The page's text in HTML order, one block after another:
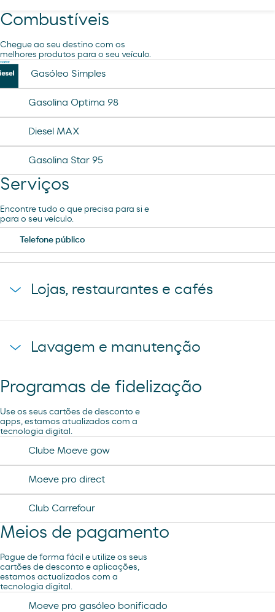
Combustíveis
Chegue ao seu destino com os
melhores produtos para o seu veículo.
Gasóleo Simples
Gasolina Optima 98
Diesel MAX
Gasolina Star 95
Serviços
Encontre tudo o que precisa para si e
para o seu veículo.
Telefone público
Lojas, restaurantes e cafés
Lavagem e manutenção
Ar e Água
Programas de fidelização
Use os seus cartões de desconto e
apps, estamos atualizados com a
tecnologia digital.
Clube Moeve gow
Moeve pro direct
Club Carrefour
Meios de pagamento
Pague de forma fácil e utilize os seus
cartões de desconto e aplicações,
estamos actualizados com a
tecnologia digital.
Moeve pro gasóleo bonificado